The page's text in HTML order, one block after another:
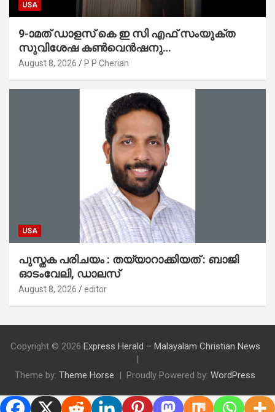
USA
9-ാമത് ഡാളസ് കെ ഇ സി എഫ് സംയുക്ത
സുവിശേഷ കൺവെൻഷനു
പ്രാർത്ഥനാനിർഭരമായ തുടക്കം
August 8, 2026 P P Cherian
USA
പുസ്തക പരിചയം : തയ്യാറാക്കിയത് : ബാജി
ഓടംവേലി, ഡാലസ്
August 8, 2026 editor
Copyright © 2026 Express Herald – Malayalam Christian News
Theme by: Theme Horse Proudly Powered by: WordPress